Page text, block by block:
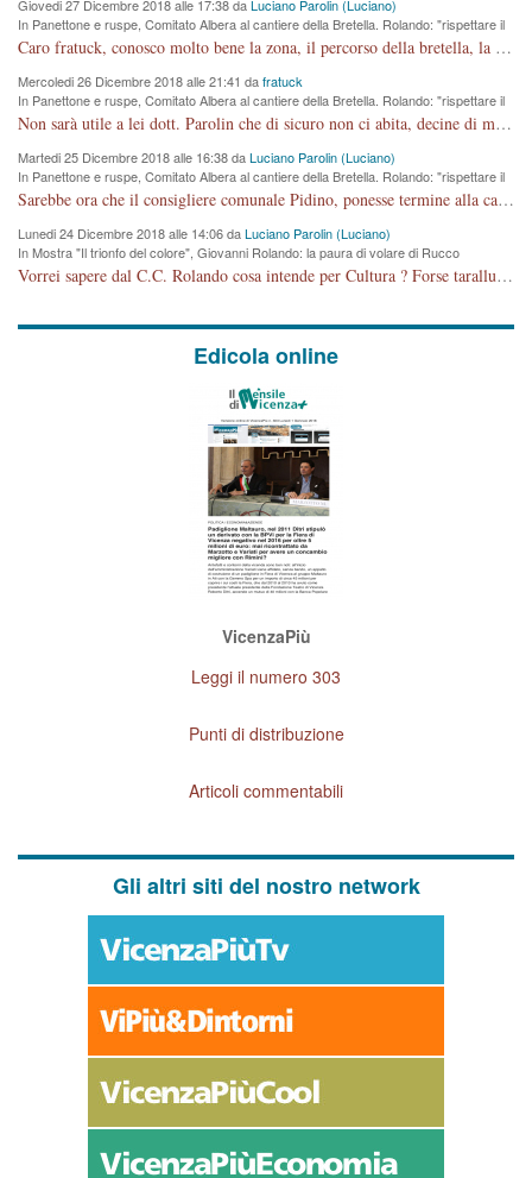
Giovedi 27 Dicembre 2018 alle 17:38 daLuciano Parolin (Luciano)
In Panettone e ruspe, Comitato Albera al cantiere della Bretella. Rolando: "rispettare il
cronoprogramma"
Caro fratuck, conosco molto bene la zona, il percorso della bretella, la situazione dei cittadini, abito in Viale Trento. A partire dal 2003 ho partecipato al Comitato di Maddalene pro bretella, e a riunioni propositive per apportare modifiche al progetto. Numerose mie foto del territorio sono arrivate a Roma, altri miei interventi (non graditi dalla Sx) sono stati pubblicati dal GdV, assieme ad altri come Ciro Asproso, ora favorevole alla bretella. Ho partecipato alla raccolta firme per la chiusura della strada x 5 giorni eseguita dal Sindaco Hullwech per sforamento 180 Micro/g. Pertanto come impegno per la tematica sono apposto con la coscienza. Ora il Progetto è partito, fine! Voglio dire che la nuova Giunta "comunale" non c'entra più. L'opera sarà "malauguratamente" eseguita, ma non con il mio placet. Il Consigliere Comunale dovrebbe capire che la campagna elettorale è finita, con buona pace di tutti. Quello che invece dovrebbe interessare è la proprietà della strada, dall'uscita autostradale Ovest, sino alla Rotatoria dell'Albara, vi sono tre possessori: Autostrade SpA; La Provincia, il Comune. Come la mettiamo per il futuro ? I costi, da 50 sono saliti a 100 milioni di € come dire 20 milioni a KM (!) da non credere. Comunque si farà. Ma nessuno canti Vittoria, anzi meglio non farne un ulteriore fatto "partitico" per questioni elettorali o di seggio. Se mi manda la sua mail, sono disponibile ad inviare i documenti e le foto sopra descritte. Con ossequi, Luciano Parolin
Mercoledi 26 Dicembre 2018 alle 21:41 dafratuck
In Panettone e ruspe, Comitato Albera al cantiere della Bretella. Rolando: "rispettare il
cronoprogramma"
Non sarà utile a lei dott. Parolin che di sicuro non ci abita, decine di migliaia di TIR, automobili e padroncini che passano quotidianamente per una strada appena rotabile, non è più possibile stendere i panni, attraversare la strada senza rischiare la morte, le case stanno crepando, i tempi sono cambiati e la bretella non passerà assolutamente per maddalene (ma cosa sta a dire?!), dia invece responsabilità a chi ha costruito tagliando la strada che doveva invece terminare a isola vicentina e non al moracchino lasciando Motta di Costabissara ancora in panne di traffico. I tempi sono cambiati dottore e se l'anagrafe della vita stagna nell'essere umano impressioni conservatrici, la società non le considera perchè va avanti, si industrializza e ha bisogno di infrastrutture e di sviluppo. Ultima considerazione, se è geloso di Rolando perchè vede in lui solo campagne politiche mentre si difendono i SOLI diritti dei cittadini, la preghiamo faccia considerazioni più appropriate. Saluti e complimenti per i suoi scritti.
Martedi 25 Dicembre 2018 alle 16:38 daLuciano Parolin (Luciano)
In Panettone e ruspe, Comitato Albera al cantiere della Bretella. Rolando: "rispettare il
cronoprogramma"
Sarebbe ora che il consigliere comunale Pidino, ponesse termine alla campagna elettorale nel territorio del suo seggio Villaggio del Sole. La tiraca è iniziata, distruggerà 6 km di prateria ovest della città, ricca di fonti e sorgenti d'acqua. I cittadini di Maddalene non avranno più Pace la notte. Molta colpa per la costruzione di questa Strada è proprio del signor Rolando,dei suoi gazebo mobili e che vuol far passare questa opera VANDALICA come progetto "utile" a chi ? Non è cosa seria sig. Rolando!
Lunedi 24 Dicembre 2018 alle 14:06 daLuciano Parolin (Luciano)
In Mostra "Il trionfo del colore", Giovanni Rolando: la paura di volare di Rucco
Vorrei sapere dal C.C. Rolando cosa intende per Cultura ? Forse tarallucci, vino e sagre, o spaghetti tricolori del PD ? Il continuo (s)parlare della mostra a Palazzo Chiericati caro consigliere DANNEGGIA FORTEMENTE l'immagine della città TUTTA e fa deviare i consensi che in RUSSIA (badi bene ex U.R.S.S.) sono ECCELLENTI. A livello artistico l'evento è di alta Valenza culturale, COMPITO di Tutta la Cittadinanza fare il possibile per propagandare l'iniziativa senza farne UN CASO PARTITICO come fa Lei da sempre. Meno Gazebo + Partecipazione! E così sia. Amen.
Edicola online
VicenzaPiù
Leggi il numero 303
Punti di distribuzione
Articoli commentabili
Gli altri siti del nostro network